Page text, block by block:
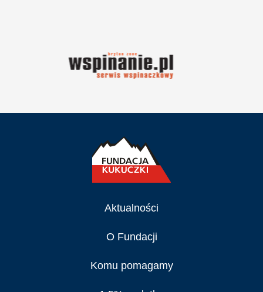
Aktualności
O Fundacji
Komu pomagamy